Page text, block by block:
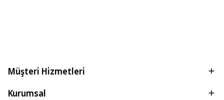
Müşteri Hizmetleri
Kurumsal